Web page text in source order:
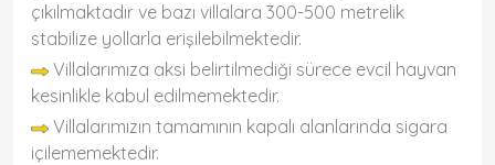
çıkılmaktadır ve bazı villalara 300-500 metrelik
stabilize yollarla erişilebilmektedir.
Villalarımıza aksi belirtilmediği sürece evcil hayvan
kesinlikle kabul edilmemektedir.
Villalarımızın tamamının kapalı alanlarında sigara
içilememektedir.